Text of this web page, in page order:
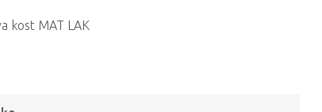
kost MAT LAK